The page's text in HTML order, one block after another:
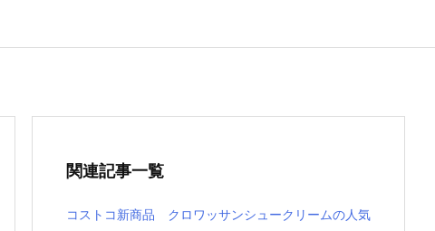
関連記事一覧
コストコ新商品 クロワッサンシュークリームの人気